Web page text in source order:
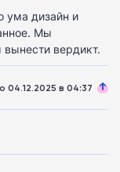
ума дизайн и
Мы
вынести вердикт.
04.12.2025 в 04:37